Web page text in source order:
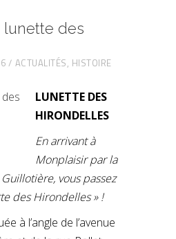
lunette des
ACTUALITÉS, HISTOIRE
LUNETTE DES
HIRONDELLES
En arrivant à
Monplaisir par la
vous passez
des Hirondelles » !
à l’angle de l’avenue